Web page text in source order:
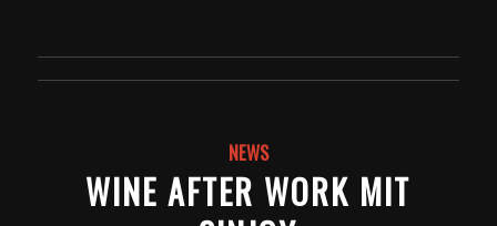
NEWS
WINE AFTER WORK MIT